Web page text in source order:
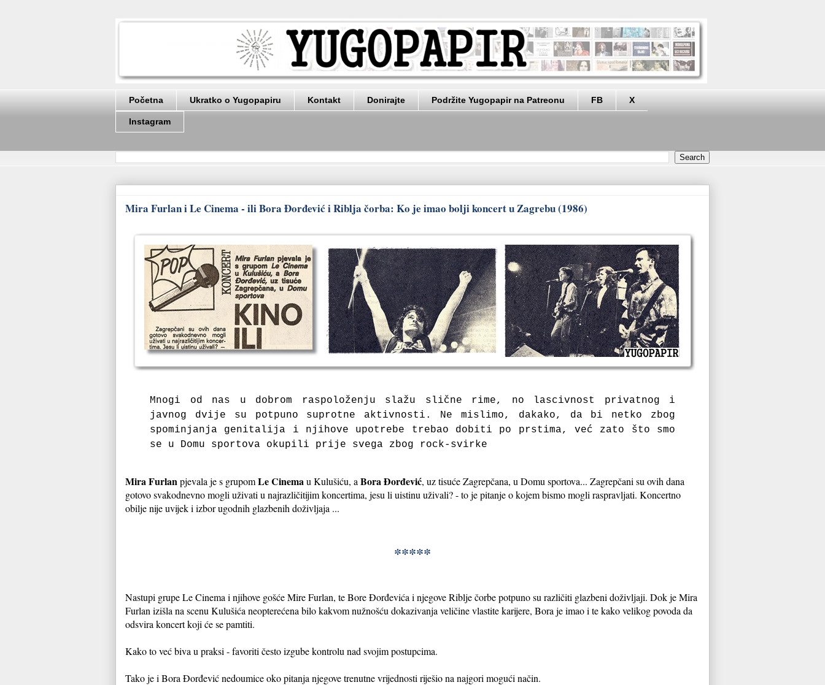
Početna Ukratko o Yugopapiru Kontakt Donirajte Podržite Yugopapir na Patreonu FB X
Instagram
Mira Furlan i Le Cinema - ili Bora Đorđević i Riblja čorba: Ko je imao bolji koncert u Zagrebu (1986)
Mnogi od nas u dobrom raspoloženju slažu slične rime, no lascivnost privatnog i
javnog dvije su potpuno suprotne aktivnosti. Ne mislimo, dakako, da bi netko zbog
spominjanja genitalija i njihove upotrebe trebao dobiti po prstima, već zato što smo
se u Domu sportova okupili prije svega zbog rock-svirke
Mira Furlan pjevala je s grupomLe Cinema u Kulušiću, a Bora Đorđević, uz tisuće Zagrepčana, u Domu sportova... Zagrepčani su ovih dana
gotovo svakodnevno mogli uživati u najrazličitijim koncertima, jesu li uistinu uživali? - to je pitanje o kojem bismo mogli raspravljati. Koncertno
obilje nije uvijek i izbor ugodnih glazbenih doživljaja ...
*****
Nastupi grupe Le Cinema i njihove gošće Mire Furlan, te Bore Đorđevića i njegove Riblje čorbe potpuno su različiti glazbeni doživljaji. Dok je Mira
Furlan izišla na scenu Kulušića neopterećena bilo kakvom nužnošću dokazivanja veličine vlastite karijere, Bora je imao i te kako velikog povoda da
odsvira koncert koji će se pamtiti.
Kako to već biva u praksi - favoriti često izgube kontrolu nad svojim postupcima.
Tako je i Bora Đorđević nedoumice oko pitanja njegove trenutne vrijednosti riješio na najgori mogući način.